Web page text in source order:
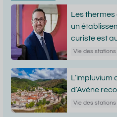
Les
un
curiste est
attentions
Vie des
L’impluvium
d’Avène
Vie des